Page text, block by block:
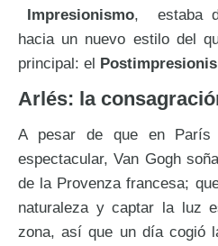
Impresionismo, estaba
hacia un nuevo estilo del
principal: el
Arlés: la
A pesar de que en París
espectacular, Van Gogh
de la Provenza francesa;
naturaleza y captar la luz
zona, así que un día cogió